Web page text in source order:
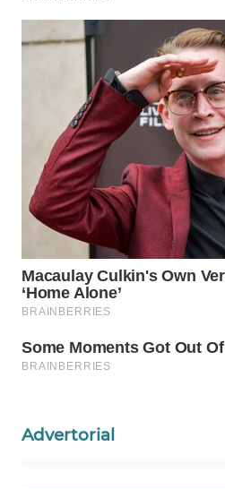
Advertorial
WAHANANEWS
WAHANANEWS
CO ID
WAHANANEWS
NET
WAHANA
SPORT
WAHANA